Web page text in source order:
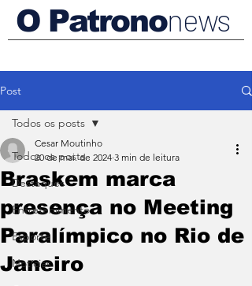
O Patrononews
Post
Todos os posts
Destaques
Entretenimento
Esporte
Notícias
Todos os posts
Braskem marca
presença no Meeting
Paralímpico no Rio de
Janeiro
Cesar Moutinho
20 de mai. de 2024 3 min de leitura